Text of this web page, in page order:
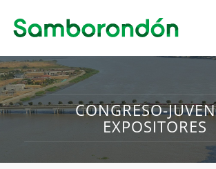
CONGRESO-
EXPOSITORES